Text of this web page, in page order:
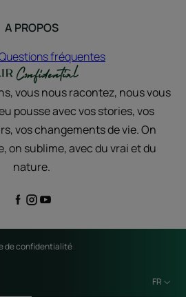
A PROPOS
fréquentes
vous nous racontez, nous vous
pousse avec vos stories, vos
vos changements de vie. On
on sublime, avec du vrai et du
nature.
de confidentialité
FR